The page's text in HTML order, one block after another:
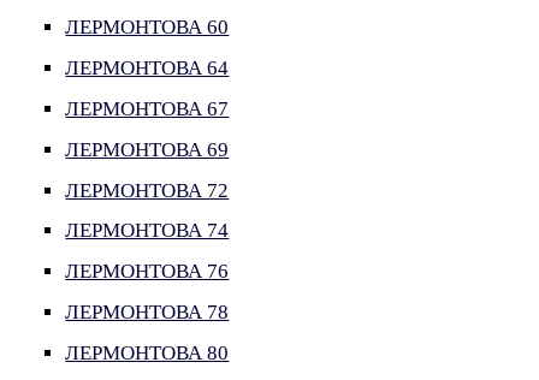
ЛЕРМОНТОВА 60
ЛЕРМОНТОВА 64
ЛЕРМОНТОВА 67
ЛЕРМОНТОВА 69
ЛЕРМОНТОВА 72
ЛЕРМОНТОВА 74
ЛЕРМОНТОВА 76
ЛЕРМОНТОВА 78
ЛЕРМОНТОВА 80